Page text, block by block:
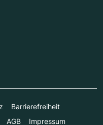
Barrierefreiheit
AGB Impressum